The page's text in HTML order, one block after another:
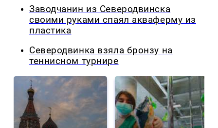
Заводчанин из Северодвинска
своими руками спаял акваферму из
пластика
Северодвинка взяла бронзу на
теннисном турнире